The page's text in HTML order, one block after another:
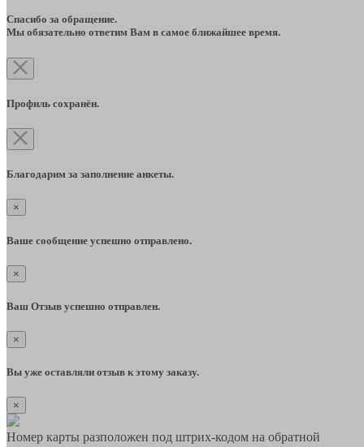
Спасибо за обращение.
Мы обязательно ответим Вам в самое ближайшее время.
Профиль сохранён.
Благодарим за заполнение анкеты.
×
Ваше сообщение успешно отправлено.
×
Ваш Отзыв успешно отправлен.
×
Вы уже оставляли отзыв к этому заказу.
×
Номер карты разположен под штрих-кодом на обратной